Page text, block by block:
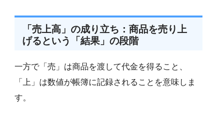
「売上高」の成り立ち：商品を売り上
げるという「結果」の段階
一方で「売」は商品を渡して代金を得ること、
「上」は数値が帳簿に記録されることを意味しま
す。